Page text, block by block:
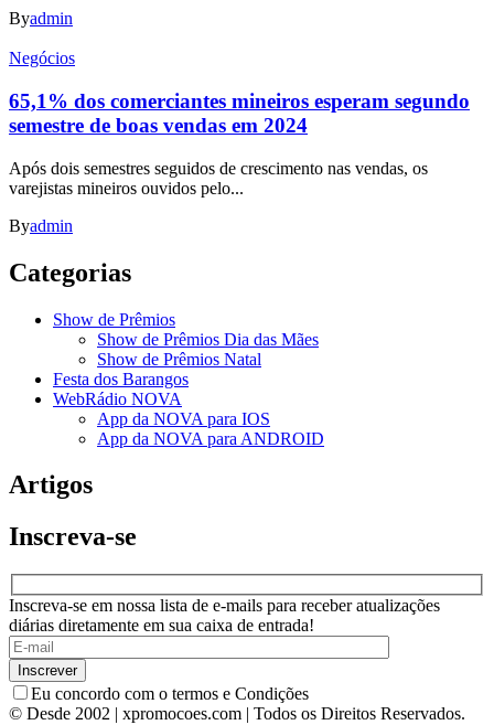
Byadmin
Negócios
65,1% dos comerciantes mineiros esperam segundo
semestre de boas vendas em 2024
Após dois semestres seguidos de crescimento nas vendas, os
varejistas mineiros ouvidos pelo...
Byadmin
Categorias
Show de Prêmios
Show de Prêmios Dia das Mães
Show de Prêmios Natal
Festa dos Barangos
WebRádio NOVA
App da NOVA para IOS
App da NOVA para ANDROID
Artigos
Inscreva-se
Inscreva-se em nossa lista de e-mails para receber atualizações
diárias diretamente em sua caixa de entrada!
Eu concordo com o termos e Condições
© Desde 2002 | xpromocoes.com | Todos os Direitos Reservados.